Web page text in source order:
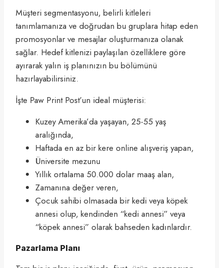
Müşteri segmentasyonu, belirli kitleleri
tanımlamanıza ve doğrudan bu gruplara hitap eden
promosyonlar ve mesajlar oluşturmanıza olanak
sağlar. Hedef kitlenizi paylaşılan özelliklere göre
ayırarak yalın iş planınızın bu bölümünü
hazırlayabilirsiniz.
İşte Paw Print Post’un ideal müşterisi:
Kuzey Amerika’da yaşayan, 25-55 yaş
aralığında,
Haftada en az bir kere online alışveriş yapan,
Üniversite mezunu
Yıllık ortalama 50.000 dolar maaş alan,
Zamanına değer veren,
Çocuk sahibi olmasada bir kedi veya köpek
annesi olup, kendinden “kedi annesi” veya
“köpek annesi” olarak bahseden kadınlardır.
Pazarlama Planı